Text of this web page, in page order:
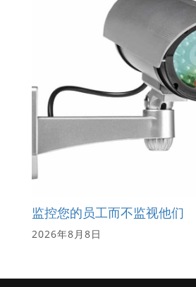
监控您的员工而不监视他们
2026年8月8日